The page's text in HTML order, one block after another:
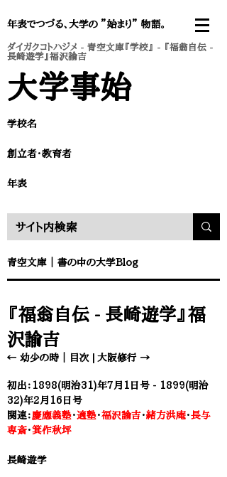
年表でつづる、大学の ”始まり” 物語。
ダイガクコトハジメ - 青空文庫『学校』 - 『福翁自伝 -
長崎遊学』福沢諭吉
​大学事始
学校名
​創立者・教育者
​年表
​青空文庫 書の中の大学Blog
『福翁自伝 - 長崎遊学』福
沢諭吉
← 幼少の時 目次 大阪修行 →​
初出：1898(明治31)年7月1日号 - 1899(明治
32)年2月16日号
関連：慶應義塾・適塾・福沢諭吉・緒方洪庵・長与
専斎・箕作秋坪
長崎遊学